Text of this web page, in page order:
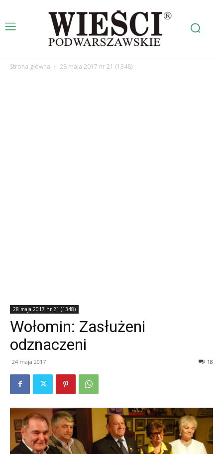
Strona główna 28 maja 2017 nr 21 (1348)
28 maja 2017 nr 21 (1348)
Wołomin: Zasłużeni
odznaczeni
24 maja 2017 18